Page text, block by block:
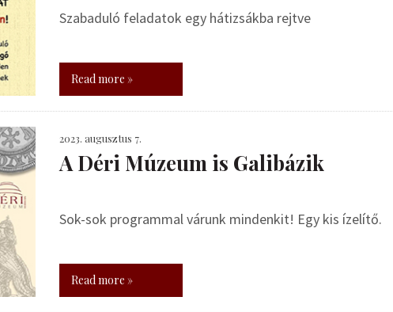
Szabaduló feladatok egy hátizsákba rejtve
Read more »
2023. augusztus 7.
A Déri Múzeum is Galibázik
Sok-sok programmal várunk mindenkit! Egy kis ízelítő.
Read more »